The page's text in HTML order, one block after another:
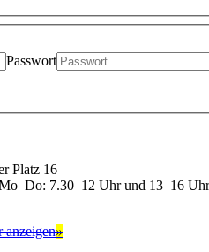
Passwort
Platz 16
7.30–12 Uhr und 13–16 Uhr
anzeigen»